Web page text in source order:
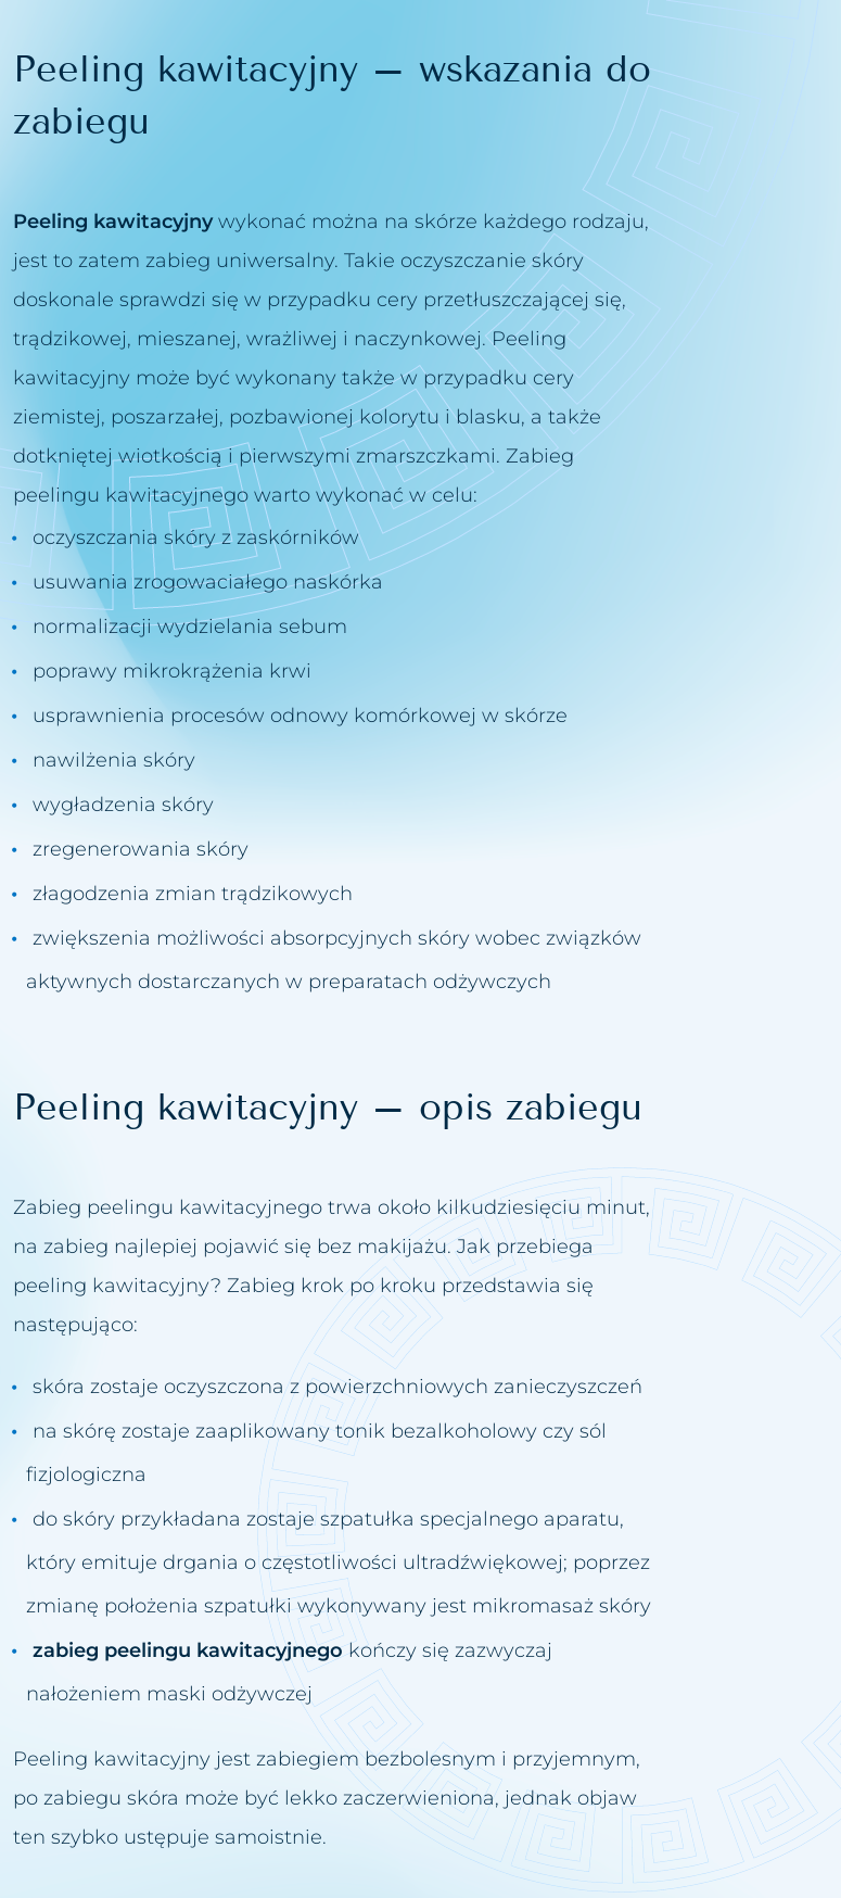
Peeling kawitacyjny – wskazania do
zabiegu
Peeling kawitacyjnywykonać można na skórze każdego rodzaju,
jest to zatem zabieg uniwersalny. Takie oczyszczanie skóry
doskonale sprawdzi się w przypadku cery przetłuszczającej się,
trądzikowej, mieszanej, wrażliwej i naczynkowej. Peeling
kawitacyjny może być wykonany także w przypadku cery
ziemistej, poszarzałej, pozbawionej kolorytu i blasku, a także
dotkniętej wiotkością i pierwszymi zmarszczkami. Zabieg
peelingu kawitacyjnego warto wykonać w celu:
oczyszczania skóry z zaskórników
usuwania zrogowaciałego naskórka
normalizacji wydzielania sebum
poprawy mikrokrążenia krwi
usprawnienia procesów odnowy komórkowej w skórze
nawilżenia skóry
wygładzenia skóry
zregenerowania skóry
złagodzenia zmian trądzikowych
zwiększenia możliwości absorpcyjnych skóry wobec związków
aktywnych dostarczanych w preparatach odżywczych
Peeling kawitacyjny – opis zabiegu
Zabieg peelingu kawitacyjnego trwa około kilkudziesięciu minut,
na zabieg najlepiej pojawić się bez makijażu. Jak przebiega
peeling kawitacyjny? Zabieg krok po kroku przedstawia się
następująco:
skóra zostaje oczyszczona z powierzchniowych zanieczyszczeń
na skórę zostaje zaaplikowany tonik bezalkoholowy czy sól
fizjologiczna
do skóry przykładana zostaje szpatułka specjalnego aparatu,
który emituje drgania o częstotliwości ultradźwiękowej; poprzez
zmianę położenia szpatułki wykonywany jest mikromasaż skóry
zabieg peelingu kawitacyjnegokończy się zazwyczaj
nałożeniem maski odżywczej
Peeling kawitacyjny jest zabiegiem bezbolesnym i przyjemnym,
po zabiegu skóra może być lekko zaczerwieniona, jednak objaw
ten szybko ustępuje samoistnie.